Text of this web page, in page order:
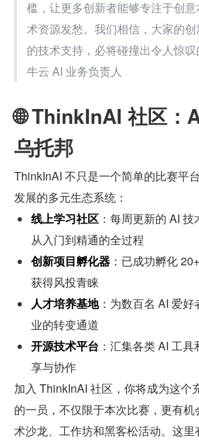
槛，让更多创新者能够专注于创
术资源发愁。我们相信，大家的
的技术支持，必将碰撞出令人惊
牛云 AI 业务负责人
🌐 ThinkInAI 社区：
乌托邦
ThinkInAI 不只是一个简单的比赛平
发展的多元生态系统：
线上学习社区 ：每周更新的 AI
从入门到精通的全过程
创新项目孵化器 ：已成功孵化
获得风投青睐
人才培养基地：为数百名 AI 爱
业的转变通道
开源技术平台 ：汇集各类 AI 工
享与协作
加入 ThinkInAI 社区，你将成为这个
的一员，不仅限于本次比赛，更有
术沙龙、工作坊和黑客松活动。这里